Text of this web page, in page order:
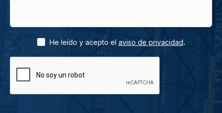
He leído y acepto el aviso de privacidad.